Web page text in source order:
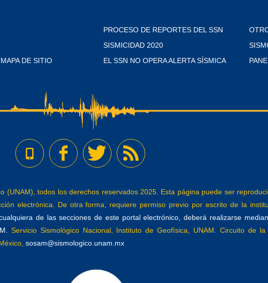
DE SITIO
PROCESO DE REPORTES DEL SSN
SISMICIDAD 2020
EL SSN NO OPERA ALERTA SÍSMICA
(UNAM), todos los derechos reservados 2025. Esta página puede ser
electrónica. De otra forma, requiere permiso previo por escrito de la
de las secciones de este portal electrónico, deberá realizarse
Servicio Sismológico Nacional, Instituto de Geofísica, UNAM. Circuito de
sosam@sismologico.unam.mx